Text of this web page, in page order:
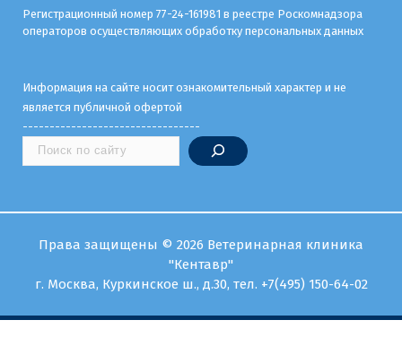
Регистрационный номер 77-24-161981 в реестре Роскомнадзора
операторов осуществляющих обработку персональных данных
Информация на сайте носит ознакомительный характер и не
является публичной офертой
---------------------------------
Права защищены © 2026 Ветеринарная клиника
"Кентавр"
г. Москва, Куркинское ш., д.30, тел. +7(495) 150-64-02